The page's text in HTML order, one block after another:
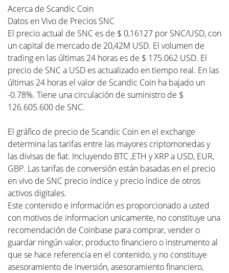
Acerca de Scandic Coin
Datos en Vivo de Precios SNC
El precio actual de SNC es de $ 0,16127 por SNC/USD, con
un capital de mercado de 20,42M USD. El volumen de
trading en las últimas 24 horas es de $ 175.062 USD. El
precio de SNC a USD es actualizado en tiempo real. En las
últimas 24 horas el valor de Scandic Coin ha bajado un
-0.78%. Tiene una circulación de suministro de $
126.605.600 de SNC.
El gráfico de precio de Scandic Coin en el exchange
determina las tarifas entre las mayores criptomonedas y
las divisas de fiat. Incluyendo BTC ,ETH y XRP a USD, EUR,
GBP. Las tarifas de conversión están basadas en el precio
en vivo de SNC precio índice y precio índice de otros
activos digitales.
Este contenido e información es proporcionado a usted
con motivos de informacion unicamente, no constituye una
recomendación de Coinbase para comprar, vender o
guardar ningún valor, producto financiero o instrumento al
que se hace referencia en el contenido, y no constituye
asesoramiento de inversión, asesoramiento financiero,